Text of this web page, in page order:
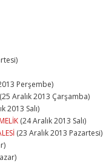
Perşembe)
(25 Aralık 2013 Çarşamba)
2013 Salı)
(24 Aralık 2013 Salı)
(23 Aralık 2013 Pazartesi)